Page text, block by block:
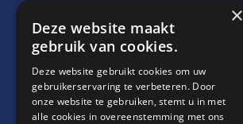
Support
info@websitebereikt.nl
085-8209770
×
Deze website maakt
gebruik van cookies.
Deze website gebruikt cookies om uw
gebruikerservaring te verbeteren. Door
onze website te gebruiken, stemt u in met
alle cookies in overeenstemming met ons